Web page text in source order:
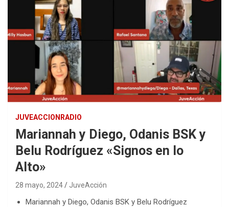
JUVEACCIONRADIO
Mariannah y Diego, Odanis BSK y
Belu Rodríguez «Signos en lo
Alto»
28 mayo, 2024 JuveAcción
Mariannah y Diego, Odanis BSK y Belu Rodríguez